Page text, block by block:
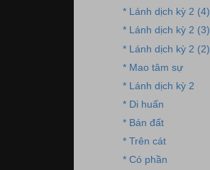
* Lánh dịch kỳ 2 (4)
* Lánh dịch kỳ 2 (3)
* Lánh dịch kỳ 2 (2)
* Mao tâm sự
* Lánh dịch kỳ 2
* Di huấn
* Bán đất
* Trên cát
* Có phần